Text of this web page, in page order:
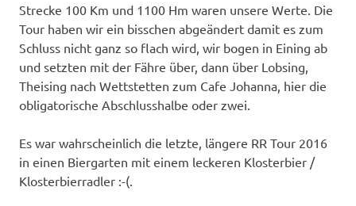
Strecke 100 Km und 1100 Hm waren unsere Werte. Die
Tour haben wir ein bisschen abgeändert damit es zum
Schluss nicht ganz so flach wird, wir bogen in Eining ab
und setzten mit der Fähre über, dann über Lobsing,
Theising nach Wettstetten zum Cafe Johanna, hier die
obligatorische Abschlusshalbe oder zwei.
Es war wahrscheinlich die letzte, längere RR Tour 2016
in einen Biergarten mit einem leckeren Klosterbier /
Klosterbierradler :-(.